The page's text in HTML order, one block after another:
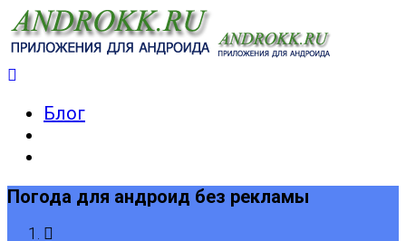
Блог
Погода для андроид без рекламы